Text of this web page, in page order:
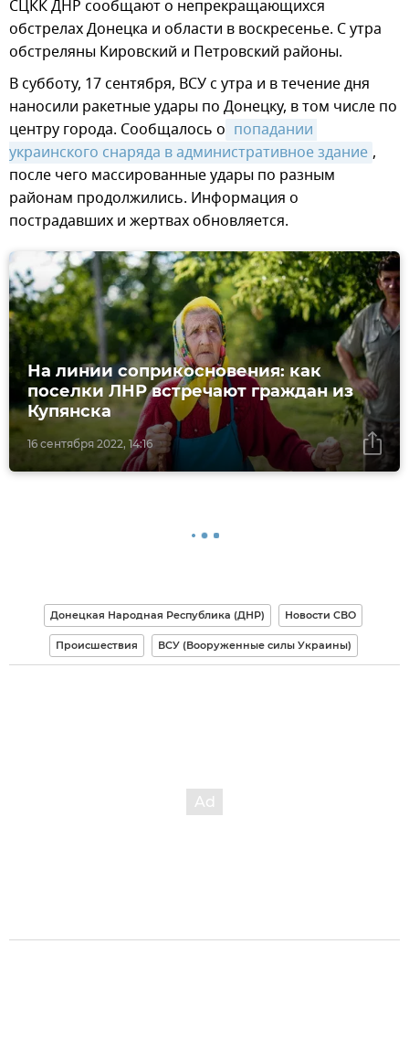
СЦКК ДНР сообщают о непрекращающихся
обстрелах Донецка и области в воскресенье. С утра
обстреляны Кировский и Петровский районы.
В субботу, 17 сентября, ВСУ с утра и в течение дня
наносили ракетные удары по Донецку, в том числе по
центру города. Сообщалось о попадании
украинского снаряда в административное здание ,
после чего массированные удары по разным
районам продолжились. Информация о
пострадавших и жертвах обновляется.
16 сентября 2022, 14:16
На линии соприкосновения: как
поселки ЛНР встречают граждан из
Купянска
Донецкая Народная Республика (ДНР) Новости СВО
Происшествия ВСУ (Вооруженные силы Украины)